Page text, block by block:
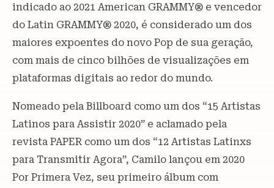
indicado ao 2021 American GRAMMY® e vencedor
do Latin GRAMMY® 2020, é considerado um dos
maiores expoentes do novo Pop de sua geração,
com mais de cinco bilhões de visualizações em
plataformas digitais ao redor do mundo.
Nomeado pela Billboard como um dos “15 Artistas
Latinos para Assistir 2020” e aclamado pela
revista PAPER como um dos “12 Artistas Latinxs
para Transmitir Agora”, Camilo lançou em 2020
Por Primera Vez, seu primeiro álbum com